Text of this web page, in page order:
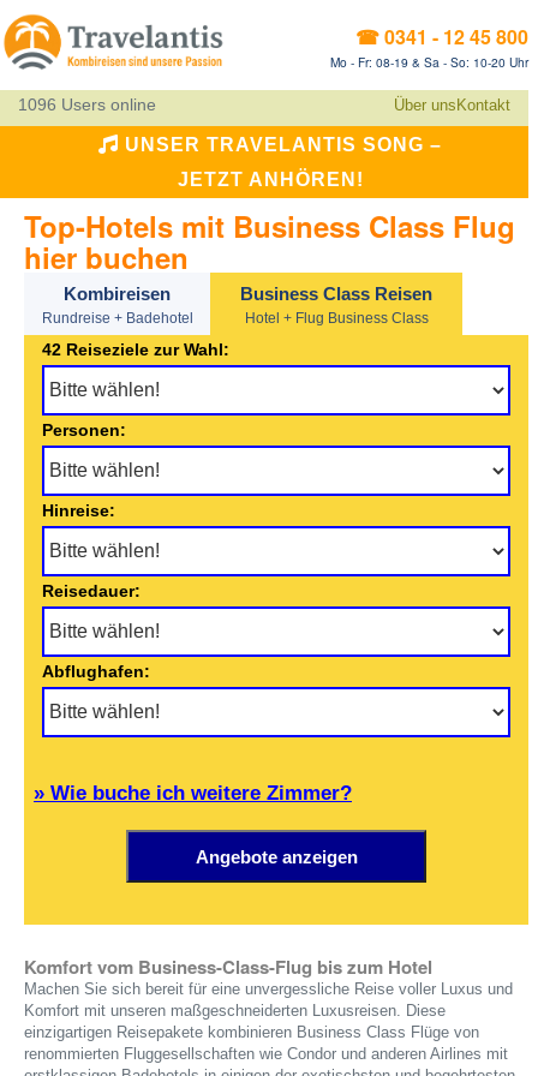
☎ 0341 - 12 45 800
Mo - Fr: 08-19 & Sa - So: 10-20 Uhr
1096 Users online Über uns Kontakt
UNSER TRAVELANTIS SONG –
JETZT ANHÖREN!
Top-Hotels mit Business Class Flug
hier buchen
Kombireisen
Rundreise + Badehotel
Business Class Reisen
Hotel + Flug Business Class
42 Reiseziele zur Wahl:
Personen:
Hinreise:
Reisedauer:
Abflughafen:
» Wie buche ich weitere Zimmer?
Komfort vom Business-Class-Flug bis zum Hotel
Machen Sie sich bereit für eine unvergessliche Reise voller Luxus und
Komfort mit unseren maßgeschneiderten Luxusreisen. Diese
einzigartigen Reisepakete kombinieren Business Class Flüge von
renommierten Fluggesellschaften wie Condor und anderen Airlines mit